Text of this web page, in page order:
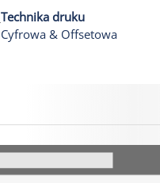
Technika druku
Cyfrowa & Offsetowa